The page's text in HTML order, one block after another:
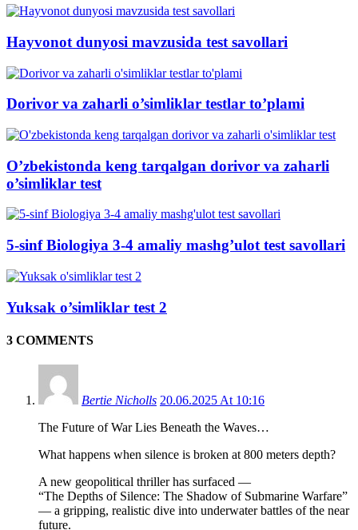
Hayvonot dunyosi mavzusida test savollari
Dorivor va zaharli o’simliklar testlar to’plami
O’zbekistonda keng tarqalgan dorivor va zaharli
o’simliklar test
5-sinf Biologiya 3-4 amaliy mashg’ulot test savollari
Yuksak o’simliklar test 2
3 COMMENTS
Bertie Nicholls 20.06.2025 At 10:16
The Future of War Lies Beneath the Waves…
What happens when silence is broken at 800 meters depth?
A new geopolitical thriller has surfaced —
“The Depths of Silence: The Shadow of Submarine Warfare”
— a gripping, realistic dive into underwater battles of the near
future.